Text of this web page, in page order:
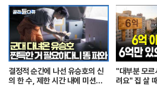
결정적 순간에 나선 유승호의 신
의 한 수, 제한 시간 내에 미션을
"대부분 모르
려요" 집 살